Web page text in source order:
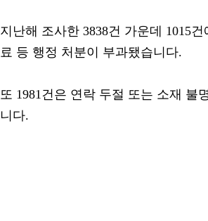
지난해 조사한 3838건 가운데 1015
료 등 행정 처분이 부과됐습니다.
또 1981건은 연락 두절 또는 소재 불
니다.